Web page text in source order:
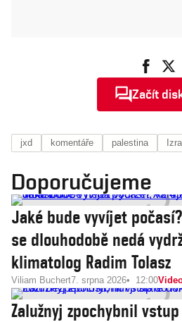
Začít
jxd komentáře palestina
Doporučujeme
Jaké bude vyvíjet
se dlouhodobě nedá
klimatolog Radim Tolasz
Viliam Buchert7. srpna 2026 12:00
Zalužnyj zpochybnil vstup